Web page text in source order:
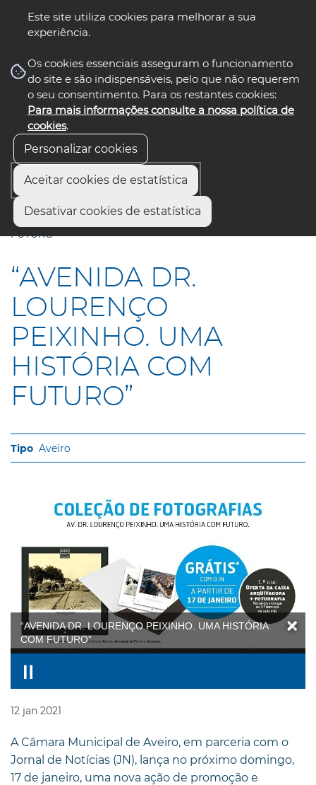
Este site utiliza cookies para melhorar a sua
experiência.
Os cookies essenciais asseguram o funcionamento
do site e são indispensáveis, pelo que não requerem
o seu consentimento. Para os restantes cookies:
Para mais informações consulte a nossa política de
cookies.
Personalizar cookies
Aceitar cookies de estatística
Desativar cookies de estatística
nos select language
Início
“AVENIDA DR. LOURENÇO PEIXINHO. UMA HISTÓRIA COM
FUTURO”
“AVENIDA DR.
LOURENÇO
PEIXINHO. UMA
HISTÓRIA COM
FUTURO”
Aveiro
“AVENIDA DR. LOURENÇO PEIXINHO. UMA HISTÓRIA
COM FUTURO”
12 jan 2021
A Câmara Municipal de Aveiro, em parceria com o
Jornal de Notícias (JN), lança no próximo domingo,
17 de janeiro, uma nova ação de promoção e